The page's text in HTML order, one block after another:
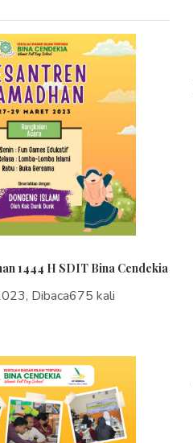
1444 H SDIT Bina Cendekia
Dibaca675 kali